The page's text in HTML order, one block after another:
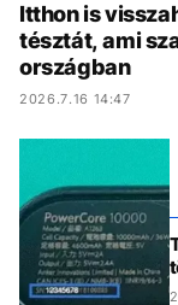
Itthon is
tésztát, ami
országban
2026.7.16 14:47